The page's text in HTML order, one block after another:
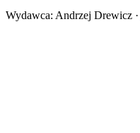
Wydawca: Andrzej Drewicz ·